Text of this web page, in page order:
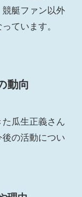
艇ファン以外
ています。
動向
瓜生正義さん
の活動につい